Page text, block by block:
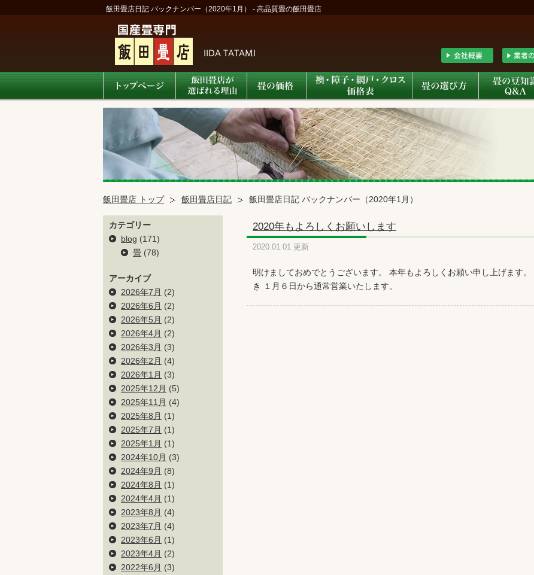
飯田畳店日記 バックナンバー（2020年1月） - 高品質畳の飯田畳店
飯田畳店 トップ 飯田畳店日記 飯田畳店日記 バックナンバー（2020年1月）
2020年もよろしくお願いします
2020.01.01 更新
明けましておめでとうございます。 本年もよろしくお願い申し上げます
き １月６日から通常営業いたします。
カテゴリー
blog (171)
畳 (78)
アーカイブ
2026年7月 (2)
2026年6月 (2)
2026年5月 (2)
2026年4月 (2)
2026年3月 (3)
2026年2月 (4)
2026年1月 (3)
2025年12月 (5)
2025年11月 (4)
2025年8月 (1)
2025年7月 (1)
2025年1月 (1)
2024年10月 (3)
2024年9月 (8)
2024年8月 (1)
2024年4月 (1)
2023年8月 (4)
2023年7月 (4)
2023年6月 (1)
2023年4月 (2)
2022年6月 (3)